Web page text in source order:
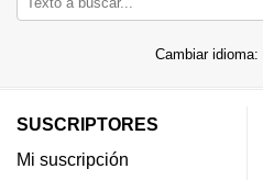
Cambiar idioma:
SUSCRIPTORES
Mi suscripción